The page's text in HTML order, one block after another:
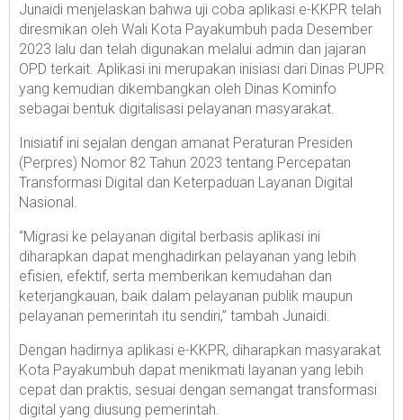
Junaidi menjelaskan bahwa uji coba aplikasi e-KKPR telah
diresmikan oleh Wali Kota Payakumbuh pada Desember
2023 lalu dan telah digunakan melalui admin dan jajaran
OPD terkait. Aplikasi ini merupakan inisiasi dari Dinas PUPR
yang kemudian dikembangkan oleh Dinas Kominfo
sebagai bentuk digitalisasi pelayanan masyarakat.
Inisiatif ini sejalan dengan amanat Peraturan Presiden
(Perpres) Nomor 82 Tahun 2023 tentang Percepatan
Transformasi Digital dan Keterpaduan Layanan Digital
Nasional.
“Migrasi ke pelayanan digital berbasis aplikasi ini
diharapkan dapat menghadirkan pelayanan yang lebih
efisien, efektif, serta memberikan kemudahan dan
keterjangkauan, baik dalam pelayanan publik maupun
pelayanan pemerintah itu sendiri,” tambah Junaidi.
Dengan hadirnya aplikasi e-KKPR, diharapkan masyarakat
Kota Payakumbuh dapat menikmati layanan yang lebih
cepat dan praktis, sesuai dengan semangat transformasi
digital yang diusung pemerintah.